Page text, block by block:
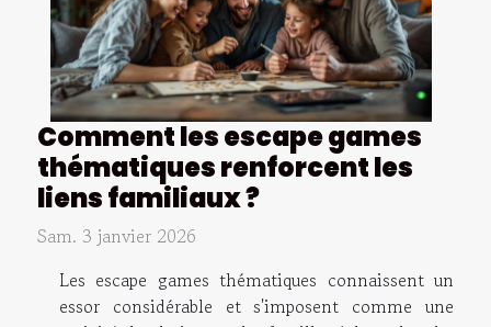
Comment les escape games
thématiques renforcent les
liens familiaux ?
Sam. 3 janvier 2026
Les escape games thématiques connaissent un
essor considérable et s'imposent comme une